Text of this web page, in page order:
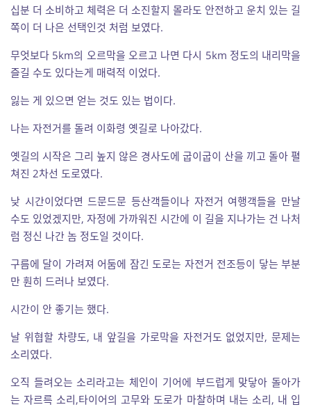
십분 더 소비하고 체력은 더 소진할지 몰라도 안전하고 운치 있는 길
쪽이 더 나은 선택인것 처럼 보였다.
무엇보다 5km의 오르막을 오르고 나면 다시 5km 정도의 내리막을
즐길 수도 있다는게 매력적 이었다.
잃는 게 있으면 얻는 것도 있는 법이다.
나는 자전거를 돌려 이화령 옛길로 나아갔다.
옛길의 시작은 그리 높지 않은 경사도에 굽이굽이 산을 끼고 돌아 펼
쳐진 2차선 도로였다.
낮 시간이었다면 드문드문 등산객들이나 자전거 여행객들을 만날
수도 있었겠지만, 자정에 가까워진 시간에 이 길을 지나가는 건 나처
럼 정신 나간 놈 정도일 것이다.
구름에 달이 가려져 어둠에 잠긴 도로는 자전거 전조등이 닿는 부분
만 훤히 드러나 보였다.
시간이 안 좋기는 했다.
날 위협할 차량도, 내 앞길을 가로막을 자전거도 없었지만, 문제는
소리였다.
오직 들려오는 소리라고는 체인이 기어에 부드럽게 맞닿아 돌아가
는 자르륵 소리,타이어의 고무와 도로가 마찰하며 내는 소리, 내 입